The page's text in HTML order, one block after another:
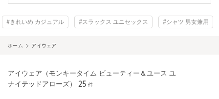
#きれいめ カジュアル #スラックス ユニセックス #シャツ 男女兼用
ホーム アイウェア
アイウェア（モンキータイム ビューティー＆ユース ユ
ナイテッドアローズ）
25 件